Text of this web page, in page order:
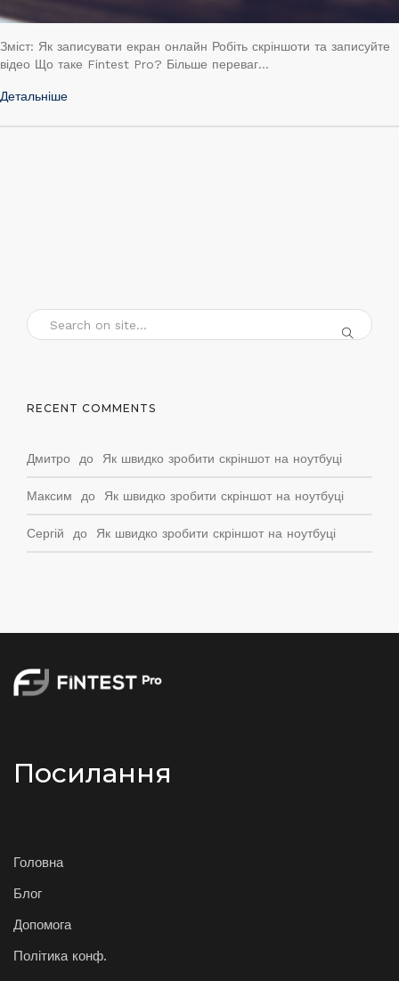
Зміст: Як записувати екран онлайн Робіть скріншоти та записуйте
відео Що таке Fintest Pro? Більше переваг…
Детальніше
RECENT COMMENTS
Дмитро до Як швидко зробити скріншот на ноутбуці
Максим до Як швидко зробити скріншот на ноутбуці
Сергій до Як швидко зробити скріншот на ноутбуці
Посилання
Головна
Блог
Допомога
Політика конф.